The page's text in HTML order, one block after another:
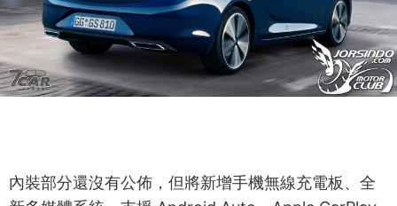
內裝部分還沒有公佈，但將新增手機無線充電板、全